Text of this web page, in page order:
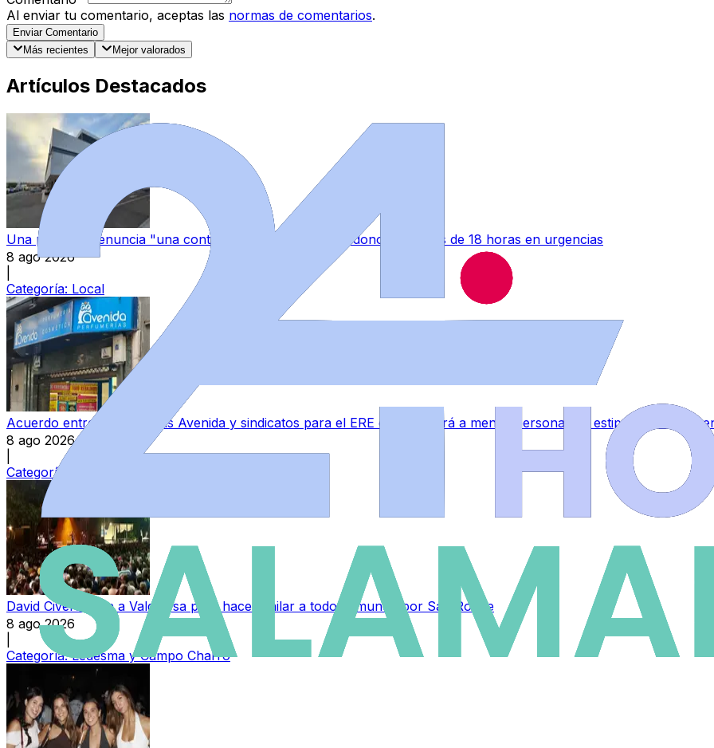
Al enviar tu comentario, aceptas las normas de comentarios.
Enviar Comentario
Más recientes
Mejor valorados
Artículos Destacados
Una paciente denuncia "una continua sensación de abandono" tras más de 18 horas en urgencias
8 ago 2026
Categoría: Local
Acuerdo entre Perfumerías Avenida y sindicatos para el ERE que afectará a menos personal del estipulado
8 ago 2026
Categoría:
David Civera llega a Valdelosa para hacer bailar a todo el mundo por San Roque
8 ago 2026
Categoría:Ledesma y Campo Charro